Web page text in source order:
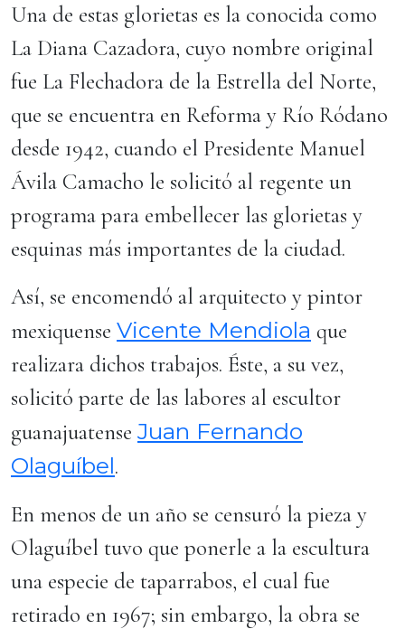
Una de estas glorietas es la conocida como
La Diana Cazadora, cuyo nombre original
fue La Flechadora de la Estrella del Norte,
que se encuentra en Reforma y Río Ródano
desde 1942, cuando el Presidente Manuel
Ávila Camacho le solicitó al regente un
programa para embellecer las glorietas y
esquinas más importantes de la ciudad.
Así, se encomendó al arquitecto y pintor
mexiquense Vicente Mendiola que
realizara dichos trabajos. Éste, a su vez,
solicitó parte de las labores al escultor
guanajuatense Juan Fernando
Olaguíbel.
En menos de un año se censuró la pieza y
Olaguíbel tuvo que ponerle a la escultura
una especie de taparrabos, el cual fue
retirado en 1967; sin embargo, la obra se